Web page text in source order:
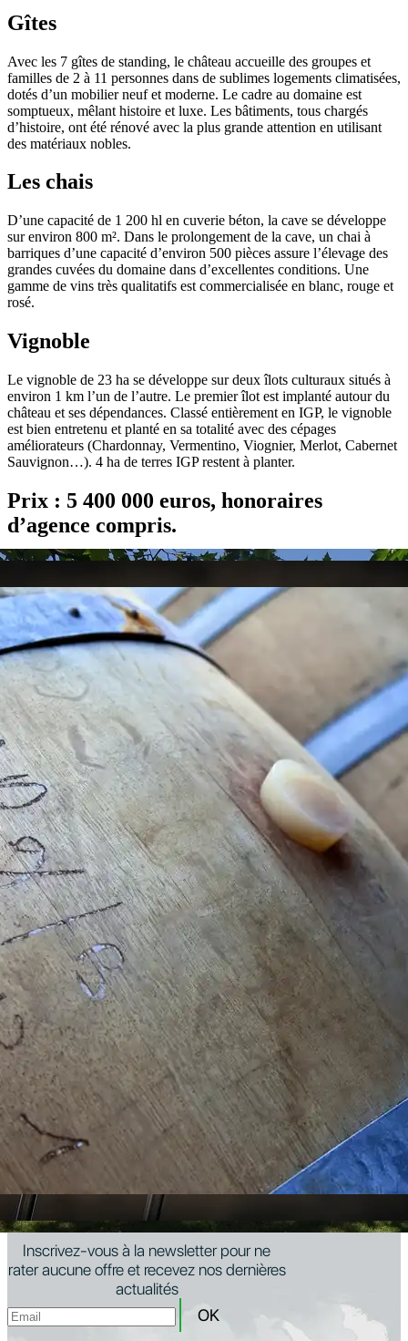
Gîtes
Avec les 7 gîtes de standing, le château accueille des groupes et
familles de 2 à 11 personnes dans de sublimes logements climatisées,
dotés d’un mobilier neuf et moderne. Le cadre au domaine est
somptueux, mêlant histoire et luxe. Les bâtiments, tous chargés
d’histoire, ont été rénové avec la plus grande attention en utilisant
des matériaux nobles.
Les chais
D’une capacité de 1 200 hl en cuverie béton, la cave se développe
sur environ 800 m². Dans le prolongement de la cave, un chai à
barriques d’une capacité d’environ 500 pièces assure l’élevage des
grandes cuvées du domaine dans d’excellentes conditions. Une
gamme de vins très qualitatifs est commercialisée en blanc, rouge et
rosé.
Vignoble
Le vignoble de 23 ha se développe sur deux îlots culturaux situés à
environ 1 km l’un de l’autre. Le premier îlot est implanté autour du
château et ses dépendances. Classé entièrement en IGP, le vignoble
est bien entretenu et planté en sa totalité avec des cépages
améliorateurs (Chardonnay, Vermentino, Viognier, Merlot, Cabernet
Sauvignon…). 4 ha de terres IGP restent à planter.
Prix : 5 400 000 euros, honoraires
d’agence compris.
Prix net vendeur : 5 094 340 €
Frais d’agence de 305 660 € à la charge du vendeur
Contactez-nous
Caractéristiques
Bâtiments d’habitation :
Château du XVIIIème siècle somptueusement rénovée, 7 gîtes de
standing
Bâtiments d’exploitation :
Chai vinaire, grand chai à barriques
Taille du domaine :
31 ha dont 23 ha de vignoble en zone IGP et 4ha de terres IGP à
planter
Commercialisation :
Bouteille
Points forts :
Très beau château du XVIIIème avec une activité oenotouristique
haut de gamme
Découvrez aussi
À vendre enLanguedoc Roussillon
320 HA AU CŒUR DU MASSIF DES
CORBIERES
En savoir plus
Prestigieux domaine au cœur de l’Hérault
En savoir plus
Château viticole de renommée internationale
En savoir plus
Inscrivez-vous à la newsletter pour ne
rater aucune offre et recevez nos dernières
actualités